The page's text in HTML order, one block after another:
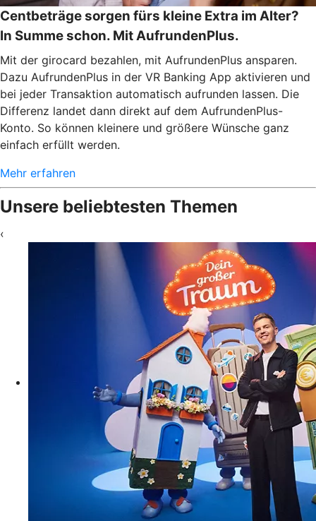
Centbeträge sorgen fürs kleine Extra im Alter?
In Summe schon. Mit AufrundenPlus.
Mit der girocard bezahlen, mit AufrundenPlus ansparen.
Dazu AufrundenPlus in der VR Banking App aktivieren und
bei jeder Transaktion automatisch aufrunden lassen. Die
Differenz landet dann direkt auf dem AufrundenPlus-
Konto. So können kleinere und größere Wünsche ganz
einfach erfüllt werden.
Mehr erfahren
Unsere beliebtesten Themen
‹